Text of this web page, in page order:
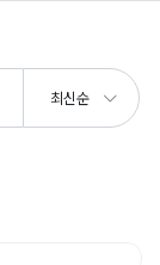
최신순